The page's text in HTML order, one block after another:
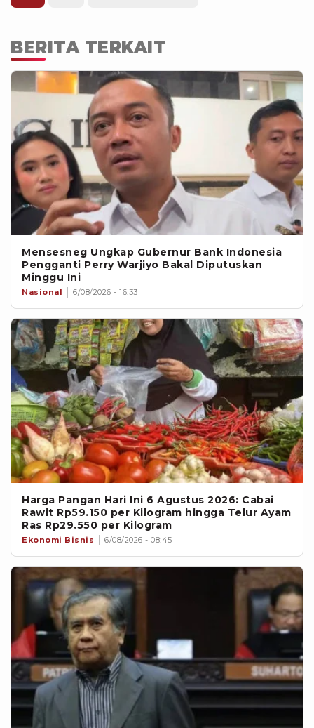
inflasi yang terus diperkuat bersama
dampak lanjutan dari gejolak harga
global.
BERITA TERKAIT
Mensesneg Ungkap Gubernur Bank Indonesia
Pengganti Perry Warjiyo Bakal Diputuskan
Minggu Ini
Nasional 6/08/2026 - 16:33
Harga Pangan Hari Ini 6 Agustus 2026: Cabai
Rawit Rp59.150 per Kilogram hingga Telur Ayam
Ras Rp29.550 per Kilogram
Ekonomi Bisnis 6/08/2026 - 08:45